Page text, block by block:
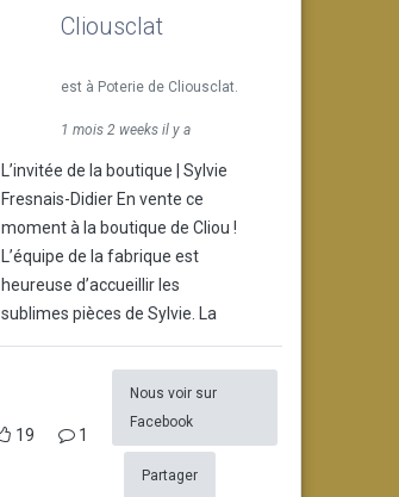
Cliousclat
est à Poterie de Cliousclat.
1 mois 2 weeks il y a
L’invitée de la boutique | Sylvie
Fresnais-Didier En vente ce
moment à la boutique de Cliou !
L’équipe de la fabrique est
heureuse d’accueillir les
sublimes pièces de Sylvie. La
19 1
Nous voir sur
Facebook
Partager